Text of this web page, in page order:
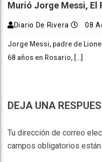
Murió Jorge Messi, El
Diario De Rivera 08
Jorge Messi, padre de
68 años en Rosario, […]
DEJA UNA
Tu dirección de correo
campos obligatorios